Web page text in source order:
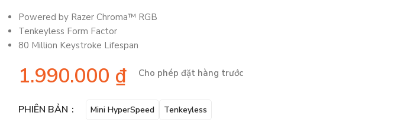
Powered by Razer Chroma™ RGB
Tenkeyless Form Factor
80 Million Keystroke Lifespan
1.990.000 ₫ Cho phép đặt hàng trước
PHIÊN BẢN Mini HyperSpeed Tenkeyless